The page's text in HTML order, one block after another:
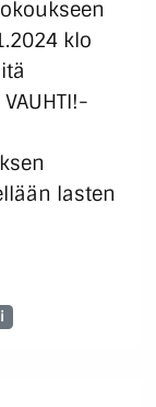
klo
lasten